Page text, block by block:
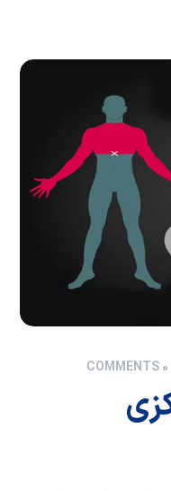
0 COMMENTS